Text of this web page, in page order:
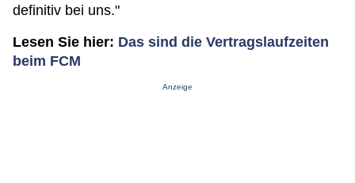
definitiv bei uns."
Lesen Sie hier: Das sind die Vertragslaufzeiten
beim FCM
Anzeige